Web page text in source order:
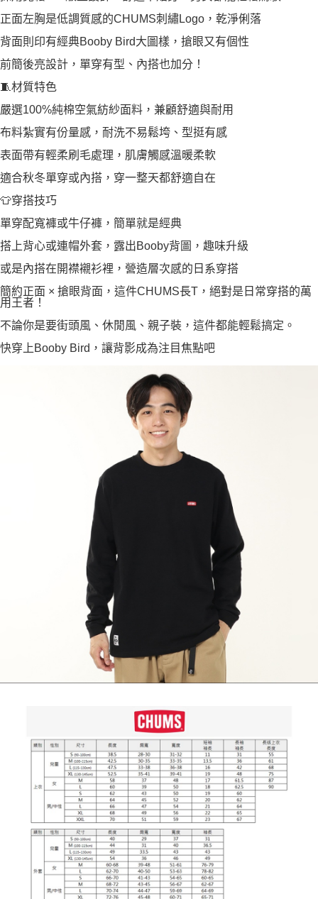
正面左胸是低調質感的CHUMS刺繡Logo，乾淨俐落
背面則印有經典Booby Bird大圖樣，搶眼又有個性
前簡後亮設計，單穿有型、內搭也加分！
🧵材質特色
嚴選100%純棉空氣紡紗面料，兼顧舒適與耐用
布料紮實有份量感，耐洗不易鬆垮、型挺有感
表面帶有輕柔刷毛處理，肌膚觸感溫暖柔軟
適合秋冬單穿或內搭，穿一整天都舒適自在
👕穿搭技巧
單穿配寬褲或牛仔褲，簡單就是經典
搭上背心或連帽外套，露出Booby背圖，趣味升級
或是內搭在開襟襯衫裡，營造層次感的日系穿搭
簡約正面 × 搶眼背面，這件CHUMS長T，絕對是日常穿搭的萬
用王者！
不論你是要街頭風、休閒風、親子裝，這件都能輕鬆搞定。
快穿上Booby Bird，讓背影成為注目焦點吧